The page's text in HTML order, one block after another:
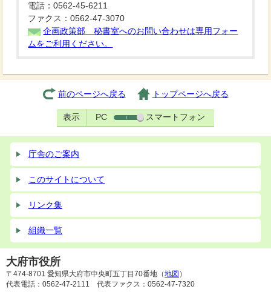
電話：0562-45-6211
ファクス：0562-47-3070
企画政策部 秘書室へのお問い合わせは専用フォー
ムをご利用ください。
前のページへ戻る トップページへ戻る
表示 PC スマートフォン
庁舎のご案内
このサイトについて
リンク集
組織一覧
大府市役所
〒474-8701 愛知県大府市中央町五丁目70番地（地図 ）
代表電話：0562-47-2111 代表ファクス：0562-47-7320